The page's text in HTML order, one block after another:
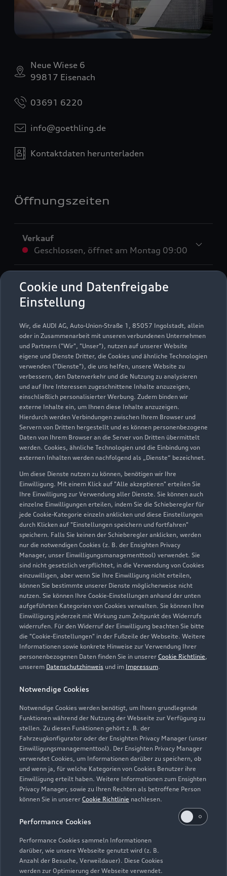
Cookie und Datenfreigabe
Einstellung
Wir, die AUDI AG, Auto-Union-Straße 1, 85057 Ingolstadt, allein
oder in Zusammenarbeit mit unseren verbundenen Unternehmen
und Partnern ("Wir", "Unser"), nutzen auf unserer Website
eigene und Dienste Dritter, die Cookies und ähnliche Technologien
verwenden ("Dienste"), die uns helfen, unsere Website zu
verbessern, den Datenverkehr und die Nutzung zu analysieren
und auf Ihre Interessen zugeschnittene Inhalte anzuzeigen,
einschließlich personalisierter Werbung. Zudem binden wir
externe Inhalte ein, um Ihnen diese Inhalte anzuzeigen.
Hierdurch werden Verbindungen zwischen Ihrem Browser und
Servern von Dritten hergestellt und es können personenbezogene
Daten von Ihrem Browser an die Server von Dritten übermittelt
werden. Cookies, ähnliche Technologien und die Einbindung von
externen Inhalten werden nachfolgend als „Dienste“ bezeichnet.
Um diese Dienste nutzen zu können, benötigen wir Ihre
Einwilligung. Mit einem Klick auf "Alle akzeptieren" erteilen Sie
Ihre Einwilligung zur Verwendung aller Dienste. Sie können auch
einzelne Einwilligungen erteilen, indem Sie die Schieberegler für
jede Cookie-Kategorie einzeln anklicken und diese Einstellungen
durch Klicken auf "Einstellungen speichern und fortfahren"
speichern. Falls Sie keinen der Schieberegler anklicken, werden
nur die notwendigen Cookies (z. B. der Ensighten Privacy
Manager, unser Einwilligungsmanagementtool) verwendet. Sie
sind nicht gesetzlich verpflichtet, in die Verwendung von Cookies
einzuwilligen, aber wenn Sie Ihre Einwilligung nicht erteilen,
können Sie bestimmte unserer Dienste möglicherweise nicht
nutzen. Sie können Ihre Cookie-Einstellungen anhand der unten
aufgeführten Kategorien von Cookies verwalten. Sie können Ihre
Einwilligung jederzeit mit Wirkung zum Zeitpunkt des Widerrufs
widerrufen. Für den Widerruf der Einwilligung beachten Sie bitte
die "Cookie-Einstellungen" in der Fußzeile der Webseite. Weitere
Informationen sowie konkrete Hinweise zur Verwendung Ihrer
personenbezogenen Daten finden Sie in unserer Cookie Richtlinie,
unserem Datenschutzhinweis und im Impressum.
Notwendige Cookies
Notwendige Cookies werden benötigt, um Ihnen grundlegende
Funktionen während der Nutzung der Webseite zur Verfügung zu
stellen. Zu diesen Funktionen gehört z. B. der
Fahrzeugkonfigurator oder der Ensighten Privacy Manager (unser
Einwilligungsmanagementtool). Der Ensighten Privacy Manager
verwendet Cookies, um Informationen darüber zu speichern, ob
und wenn ja, für welche Kategorien von Cookies Benutzer ihre
Einwilligung erteilt haben. Weitere Informationen zum Ensighten
Privacy Manager, sowie zu Ihren Rechten als betroffene Person
können Sie in unserer Cookie Richtlinie nachlesen.
Performance Cookies
Performance Cookies sammeln Informationen
darüber, wie unsere Webseite genutzt wird (z. B.
Anzahl der Besuche, Verweildauer). Diese Cookies
werden zur Optimierung der Webseite verwendet.
Neue Wiese 6
99817 Eisenach
03691 6220
info@goethling.de
Kontaktdaten herunterladen
Öffnungszeiten
Verkauf
Geschlossen, öffnet am Montag 09:00
Geschlossen ,öffnet am Montag 08:00
Geschlossen ,öffnet am Montag 08:00
Verkauf Gebrauchtwagen
Geschlossen,öffnet am Montag 09:00
Zur Inspektion
Zur Reparatur
Zurück nach oben
Modelle
Elektromodelle
Neuwagensuche
Gebrauchtwagensuche
Service & Zubehör
Saisonale Angebote
Support